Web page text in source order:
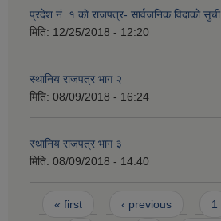
प्रदेश नं. १ काे राजपत्र- सार्वजनिक विदाकाे सुची
मिति: 12/25/2018 - 12:20
स्थानिय राजपत्र भाग २
मिति: 08/09/2018 - 16:24
स्थानिय राजपत्र भाग ३
मिति: 08/09/2018 - 14:40
Pages
« first ‹ previous 1